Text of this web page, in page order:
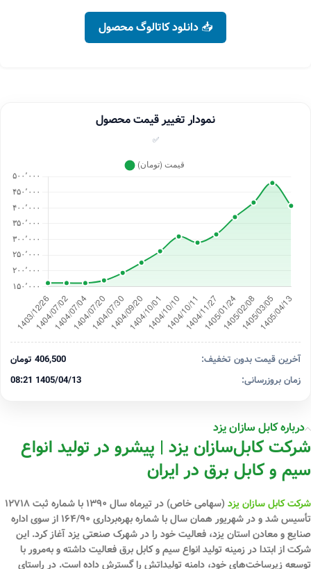
📥 دانلود کاتالوگ محصول
نمودار تغییر قیمت محصول
✅
آخرین قیمت بدون تخفیف:
406,500 تومان
زمان بروزرسانی:
1405/04/13 08:21
درباره کابل سازان یزد
شرکت کابل‌سازان یزد | پیشرو در تولید انواع
سیم و کابل برق در ایران
شرکت کابل سازان یزد
(سهامی خاص) در تیرماه سال ۱۳۹۰ با شماره ثبت ۱۲۷۱۸
تأسیس شد و در شهریور همان سال با شماره بهره‌برداری ۱۶۴/۹۰ از سوی اداره
صنایع و معادن استان یزد، فعالیت خود را در شهرک صنعتی یزد آغاز کرد. این
شرکت از ابتدا در زمینه تولید انواع سیم و کابل برق فعالیت داشته و به‌مرور با
توسعه زیرساخت‌های خود، دامنه تولیداتش را گسترش داده است. در راستای